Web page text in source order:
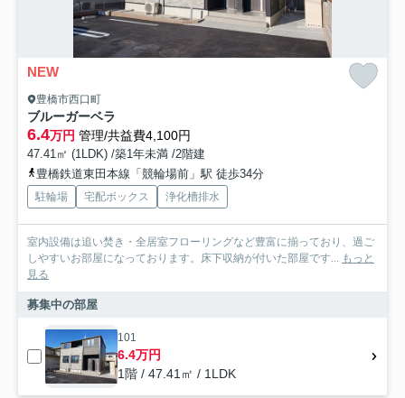
NEW
豊橋市西口町
ブルーガーベラ
6.4万円 管理/共益費4,100円
47.41㎡ (1LDK) /築1年未満 /2階建
豊橋鉄道東田本線「競輪場前」駅 徒歩34分
駐輪場 宅配ボックス 浄化槽排水
室内設備は追い焚き・全居室フローリングなど豊富に揃っており、過ご
しやすいお部屋になっております。床下収納が付いた部屋です... もっと
見る
募集中の部屋
101
6.4万円
1階 / 47.41㎡ / 1LDK